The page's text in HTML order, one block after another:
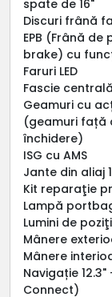
spate de 16"
Discuri frână
EPB (Frână
brake) cu
Faruri LED
Fascie
Geamuri cu
(geamuri față
închidere)
ISG cu AMS
Jante din aliaj
Kit reparaţie
Lampă
Lumini de
Mânere
Mânere
Navigație 12.3"
Connect)